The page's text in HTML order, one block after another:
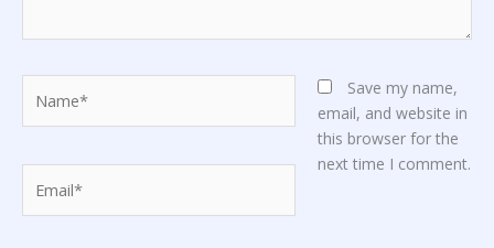
Save my name,
email, and website in
this browser for the
next time I comment.